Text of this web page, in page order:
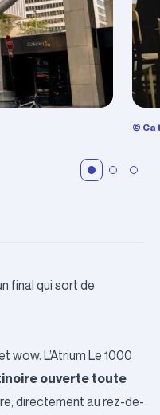
©
final qui sort de
wow. L’Atrium Le 1000
ouverte toute
directement au rez-de-